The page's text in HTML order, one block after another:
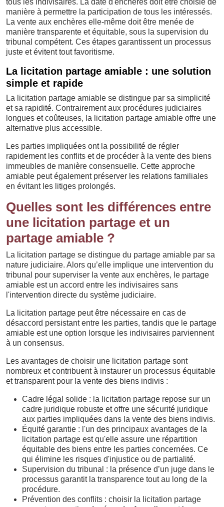
manière à permettre la participation de tous les intéressés.
La vente aux enchères elle-même doit être menée de
manière transparente et équitable, sous la supervision du
tribunal compétent. Ces étapes garantissent un processus
juste et évitent tout favoritisme.
La licitation partage amiable : une solution
simple et rapide
La licitation partage amiable se distingue par sa simplicité
et sa rapidité. Contrairement aux procédures judiciaires
longues et coûteuses, la licitation partage amiable offre une
alternative plus accessible.
Les parties impliquées ont la possibilité de régler
rapidement les conflits et de procéder à la vente des biens
immeubles de manière consensuelle. Cette approche
amiable peut également préserver les relations familiales
en évitant les litiges prolongés.
Quelles sont les différences entre
une licitation partage et un
partage amiable ?
La licitation partage se distingue du partage amiable par sa
nature judiciaire. Alors qu’elle implique une intervention du
tribunal pour superviser la vente aux enchères, le partage
amiable est un accord entre les indivisaires sans
l'intervention directe du système judiciaire.
La licitation partage peut être nécessaire en cas de
désaccord persistant entre les parties, tandis que le partage
amiable est une option lorsque les indivisaires parviennent
à un consensus.
Les avantages de choisir une licitation partage sont
nombreux et contribuent à instaurer un processus équitable
et transparent pour la vente des biens indivis :
Cadre légal solide : la licitation partage repose sur un
cadre juridique robuste et offre une sécurité juridique
aux parties impliquées dans la vente des biens indivis.
Équité garantie : l'un des principaux avantages de la
licitation partage est qu'elle assure une répartition
équitable des biens entre les parties concernées. Ce
qui élimine les risques d'injustice ou de partialité.
Supervision du tribunal : la présence d’un juge dans le
processus garantit la transparence tout au long de la
procédure.
Prévention des conflits : choisir la licitation partage